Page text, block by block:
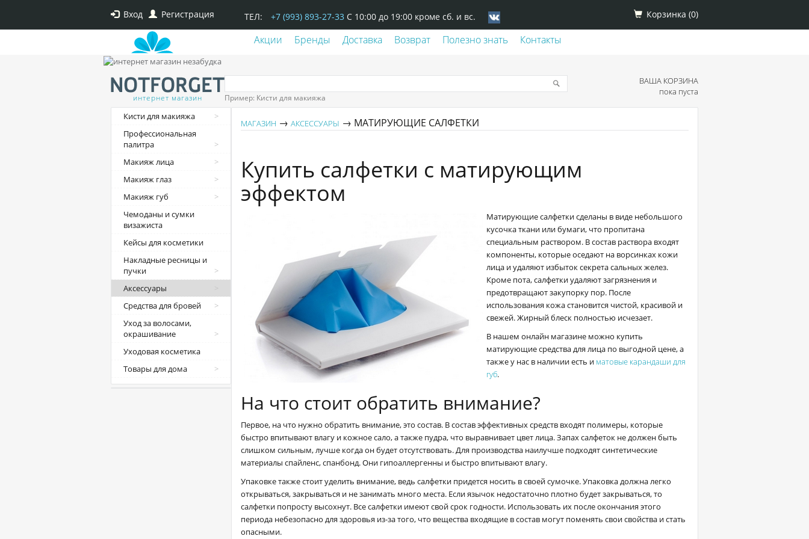
Вход Регистрация ТЕЛ: +7 (993) 893-27-33 С 10:00 до 19:00 кроме сб. и вс. Корзинка (0)
Акции Бренды Доставка Возврат Полезно знать Контакты
интернет магазин Пример: Кисти для макияжа
ВАША КОРЗИНА
пока пуста
Кисти для макияжа
Профессиональная
палитра
Макияж лица
Макияж глаз
Макияж губ
Чемоданы и сумки
визажиста
Кейсы для косметики
Накладные ресницы и
пучки
Аксессуары
Средства для бровей
Уход за волосами,
окрашивание
Уходовая косметика
Товары для дома
МАГАЗИН → АКСЕССУАРЫ → МАТИРУЮЩИЕ САЛФЕТКИ
Купить салфетки с матирующим
эффектом
Матирующие салфетки сделаны в виде небольшого
кусочка ткани или бумаги, что пропитана
специальным раствором. В состав раствора входят
компоненты, которые оседают на ворсинках кожи
лица и удаляют избыток секрета сальных желез.
Кроме пота, салфетки удаляют загрязнения и
предотвращают закупорку пор. После
использования кожа становится чистой, красивой и
свежей. Жирный блеск полностью исчезает.
В нашем онлайн магазине можно купить
матирующие средства для лица по выгодной цене, а
также у нас в наличии есть и матовые карандаши для
губ.
На что стоит обратить внимание?
Первое, на что нужно обратить внимание, это состав. В состав эффективных средств входят полимеры, которые
быстро впитывают влагу и кожное сало, а также пудра, что выравнивает цвет лица. Запах салфеток не должен быть
слишком сильным, лучше когда он будет отсутствовать. Для производства наилучше подходят синтетические
материалы спайленс, спанбонд. Они гипоаллергенны и быстро впитывают влагу.
Упаковке также стоит уделить внимание, ведь салфетки придется носить в своей сумочке. Упаковка должна легко
открываться, закрываться и не занимать много места. Если язычок недостаточно плотно будет закрываться, то
салфетки попросту высохнут. Все салфетки имеют свой срок годности. Использовать их после окончания этого
периода небезопасно для здоровья из-за того, что вещества входящие в состав могут поменять свои свойства и стать
опасными.